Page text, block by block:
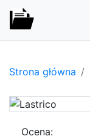
Strona główna
Ocena: